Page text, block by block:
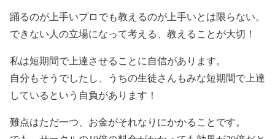
踊るのが上手いプロでも教えるのが上手いとは限らない。
できない人の立場になって考える、教えることが大切！
私は短期間で上達させることに自信があります。
自分もそうでしたし、うちの生徒さんもみな短期間で上達
しているという自負があります！
難点はただ一つ、お金がそれなりにかかることです。